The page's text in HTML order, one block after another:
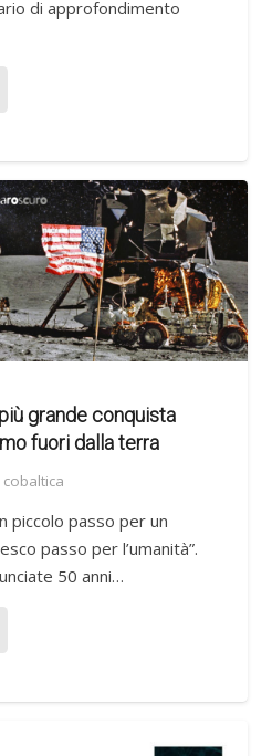
di approfondimento
grande conquista
fuori dalla terra
cobaltica
piccolo passo per un
passo per l’umanità”.
50 anni…